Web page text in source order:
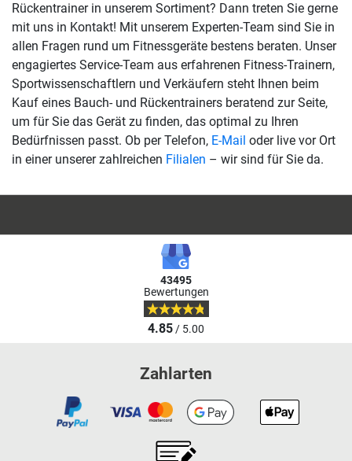
Rückentrainer in unserem Sortiment? Dann treten Sie gerne
mit uns in Kontakt! Mit unserem Experten-Team sind Sie in
allen Fragen rund um Fitnessgeräte bestens beraten. Unser
engagiertes Service-Team aus erfahrenen Fitness-Trainern,
Sportwissenschaftlern und Verkäufern steht Ihnen beim
Kauf eines Bauch- und Rückentrainers beratend zur Seite,
um für Sie das Gerät zu finden, das optimal zu Ihren
Bedürfnissen passt. Ob per Telefon, E-Mail oder live vor Ort
in einer unserer zahlreichen Filialen – wir sind für Sie da.
43495
Bewertungen
4.85/ 5.00
Zahlarten